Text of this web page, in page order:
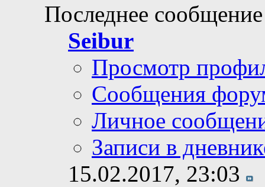
Последнее
Seibur
Просмотр
Сообщения
Личное
Записи в
15.02.2017, 23:03